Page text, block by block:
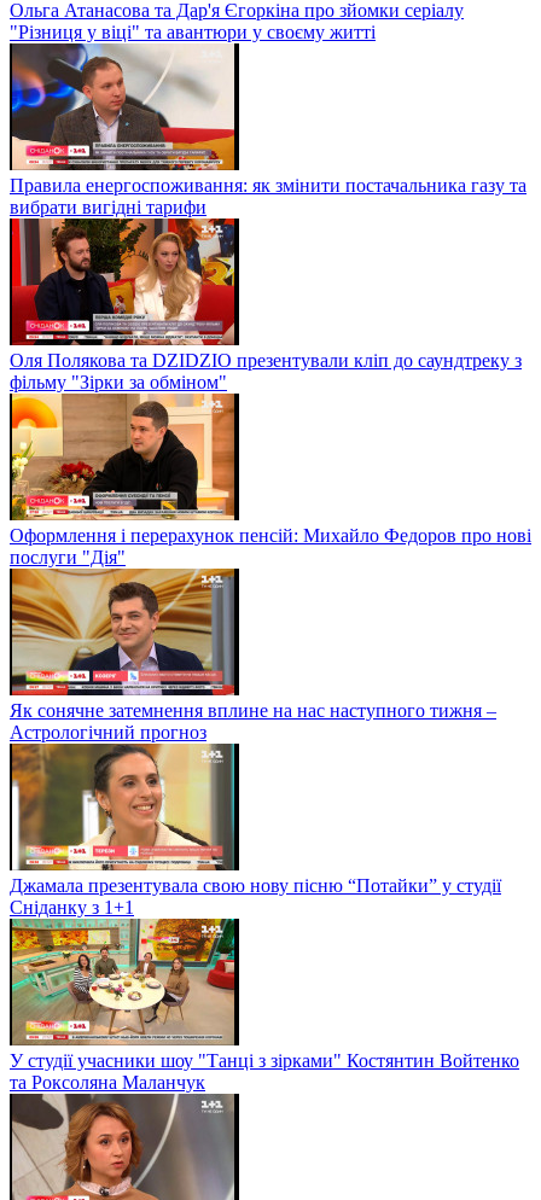
Ольга Атанасова та Дар'я Єгоркіна про зйомки серіалу
"Різниця у віці" та авантюри у своєму житті
Правила енергоспоживання: як змінити постачальника газу та
вибрати вигідні тарифи
Оля Полякова та DZIDZIO презентували кліп до саундтреку з
фільму "Зірки за обміном"
Оформлення і перерахунок пенсій: Михайло Федоров про нові
послуги "Дія"
Як сонячне затемнення вплине на нас наступного тижня –
Астрологічний прогноз
Джамала презентувала свою нову пісню “Потайки” у студії
Сніданку з 1+1
У студії учасники шоу "Танці з зірками" Костянтин Войтенко
та Роксоляна Маланчук